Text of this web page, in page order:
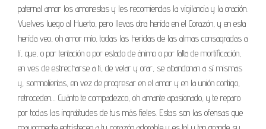
paternal amor los amonestas y les recomiendas la vigilancia y la oración.
Vuelves luego al Huerto, pero llevas otra herida en el Corazón, y en esta
herida veo, oh amor mío, todas las heridas de las almas consagradas a
ti, que, o por tentación o por estado de ánimo o por falta de mortificación,
en ves de estrecharse a ti, de velar y orar, se abandonan a sí mismas
y, somnolientas, en vez de progresar en el amor y en la unión contigo,
retroceden… Cuánto te compadezco, oh amante apasionado, y te reparo
por todas las ingratitudes de tus más fieles. Estas son las ofensas que